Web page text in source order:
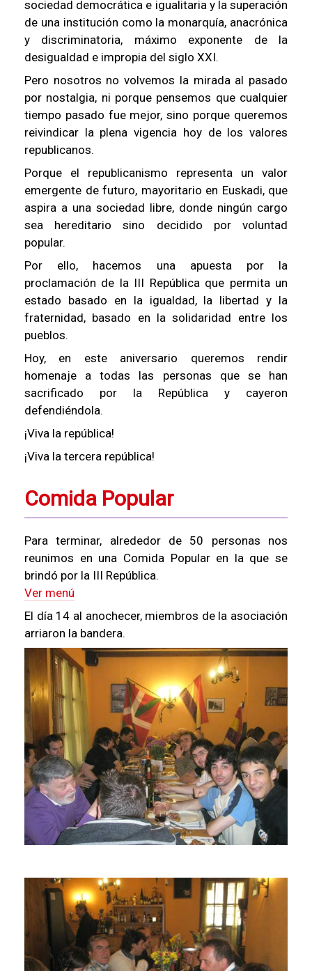
sociedad democrática e igualitaria y la superación
de una institución como la monarquía, anacrónica
y discriminatoria, máximo exponente de la
desigualdad e impropia del siglo XXI.
Pero nosotros no volvemos la mirada al pasado
por nostalgia, ni porque pensemos que cualquier
tiempo pasado fue mejor, sino porque queremos
reivindicar la plena vigencia hoy de los valores
republicanos.
Porque el republicanismo representa un valor
emergente de futuro, mayoritario en Euskadi, que
aspira a una sociedad libre, donde ningún cargo
sea hereditario sino decidido por voluntad
popular.
Por ello, hacemos una apuesta por la
proclamación de la III República que permita un
estado basado en la igualdad, la libertad y la
fraternidad, basado en la solidaridad entre los
pueblos.
Hoy, en este aniversario queremos rendir
homenaje a todas las personas que se han
sacrificado por la República y cayeron
defendiéndola.
¡Viva la república!
¡Viva la tercera república!
Comida Popular
Para terminar, alrededor de 50 personas nos
reunimos en una Comida Popular en la que se
brindó por la III República.
Ver menú
El día 14 al anochecer, miembros de la asociación
arriaron la bandera.